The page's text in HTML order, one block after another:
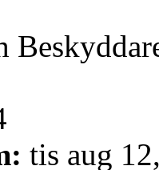
tis aug